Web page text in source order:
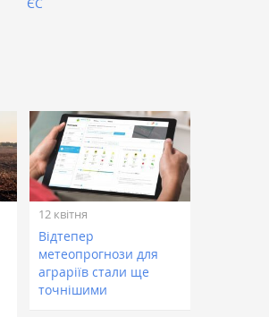
12 квітня
Відтепер
метеопрогнози для
аграріїв стали ще
точнішими